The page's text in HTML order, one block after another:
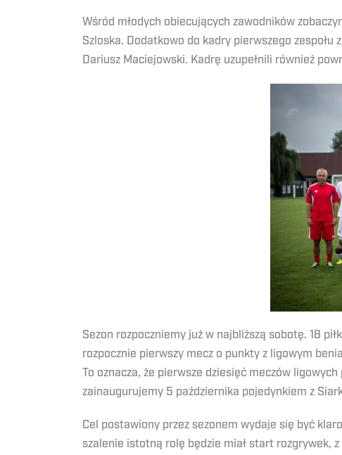
Wśród młodych obiecujących zawodników
Szloska. Dodatkowo do kadry pierwszego
Dariusz Maciejowski. Kadrę uzupełnili również
Sezon rozpoczniemy już w najbliższą sobotę. 18
rozpocznie pierwszy mecz o punkty z ligowym
To oznacza, że pierwsze dziesięć meczów
zainaugurujemy 5 października pojedynkiem z
Cel postawiony przez sezonem wydaje się być
szalenie istotną rolę będzie miał start rozgrywek,